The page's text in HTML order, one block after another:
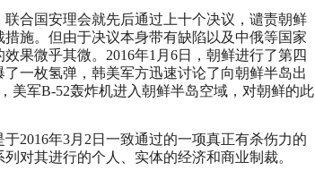
合国安理会就先后通过上十个决议，谴责朝鲜
施。但由于决议本身带有缺陷以及中俄等国家
果微乎其微。2016年1月6日，朝鲜进行了第四
一枚氢弹，韩美军方迅速讨论了向朝鲜半岛出
美军B-52轰炸机进入朝鲜半岛空域，对朝鲜的此
于2016年3月2日一致通过的一项真正有杀伤力的
对其进行的个人、实体的经济和商业制裁。